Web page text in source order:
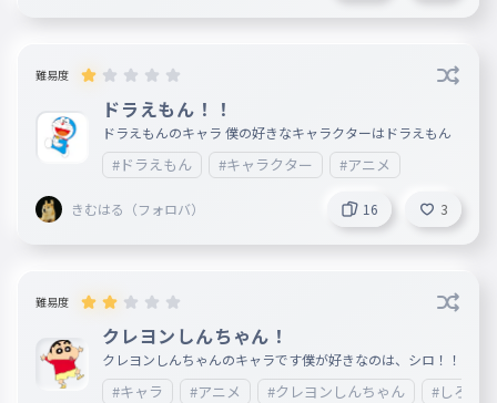
難易度
ドラえもん！！
ドラえもんのキャラ 僕の好きなキャラクターはドラえもん
#ドラえもん #キャラクター #アニメ
きむはる（フォロバ） 16 3
難易度
クレヨンしんちゃん！
クレヨンしんちゃんのキャラです僕が好きなのは、シロ！！
#キャラ #アニメ #クレヨンしんちゃん #しろ